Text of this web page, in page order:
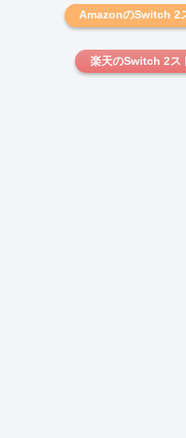
AmazonのSwitch 2
楽天のSwitch 2ス